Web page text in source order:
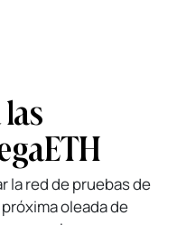
la red de pruebas de
oleada de